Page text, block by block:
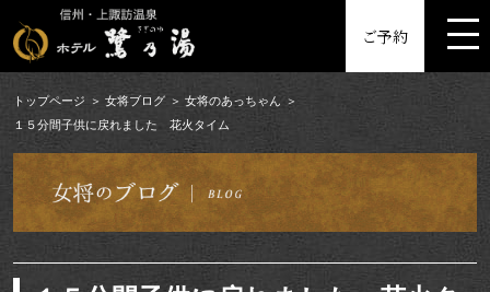
ご予約
トップページ 女将ブログ
女将のあっちゃん
１５分間子供に戻れました 花火タイム